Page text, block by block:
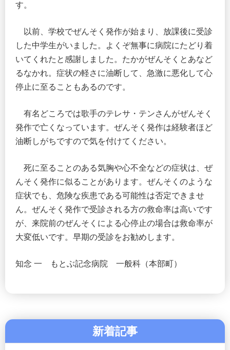
す。
以前、学校でぜんそく発作が始まり、放課後に受診
した中学生がいました。よくぞ無事に病院にたどり着
いてくれたと感謝しました。たかがぜんそくとあなど
るなかれ。症状の軽さに油断して、急激に悪化して心
停止に至ることもあるのです。
有名どころでは歌手のテレサ・テンさんがぜんそく
発作で亡くなっています。ぜんそく発作は経験者ほど
油断しがちですので気を付けてください。
死に至ることのある気胸や心不全などの症状は、ぜ
んそく発作に似ることがあります。ぜんそくのような
症状でも、危険な疾患である可能性は否定できませ
ん。ぜんそく発作で受診される方の救命率は高いです
が、来院前のぜんそくによる心停止の場合は救命率が
大変低いです。早期の受診をお勧めします。
知念 一 もとぶ記念病院 一般科（本部町）
新着記事